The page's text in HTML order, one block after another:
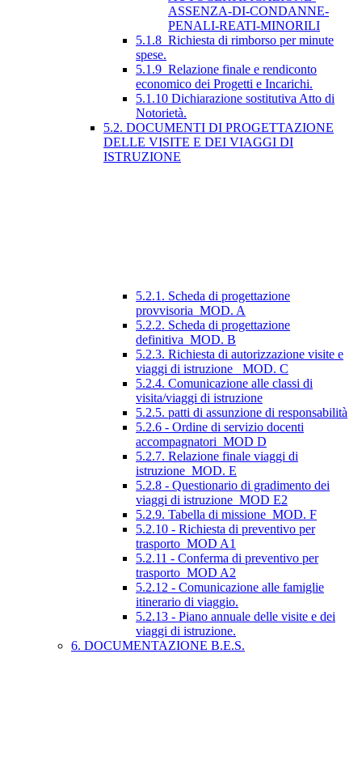
ASSENZA-DI-CONDANNE-
PENALI-REATI-MINORILI
5.1.8_Richiesta di rimborso per minute
spese.
5.1.9_Relazione finale e rendiconto
economico dei Progetti e Incarichi.
5.1.10 Dichiarazione sostitutiva Atto di
Notorietà.
5.2. DOCUMENTI DI PROGETTAZIONE
DELLE VISITE E DEI VIAGGI DI
ISTRUZIONE
5.2.1. Scheda di progettazione
provvisoria_MOD. A
5.2.2. Scheda di progettazione
definitiva_MOD. B
5.2.3. Richiesta di autorizzazione visite e
viaggi di istruzione_ MOD. C
5.2.4. Comunicazione alle classi di
visita/viaggi di istruzione
5.2.5. patti di assunzione di responsabilità
5.2.6 - Ordine di servizio docenti
accompagnatori_MOD D
5.2.7. Relazione finale viaggi di
istruzione_MOD. E
5.2.8 - Questionario di gradimento dei
viaggi di istruzione_MOD E2
5.2.9. Tabella di missione_MOD. F
5.2.10 - Richiesta di preventivo per
trasporto_MOD A1
5.2.11 - Conferma di preventivo per
trasporto_MOD A2
5.2.12 - Comunicazione alle famiglie
itinerario di viaggio.
5.2.13 - Piano annuale delle visite e dei
viaggi di istruzione.
6. DOCUMENTAZIONE B.E.S.